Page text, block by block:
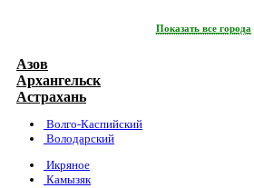
Показать все города
Азов
Архангельск
Астрахань
Волго-Каспийский
Володарский
Икряное
Камызяк